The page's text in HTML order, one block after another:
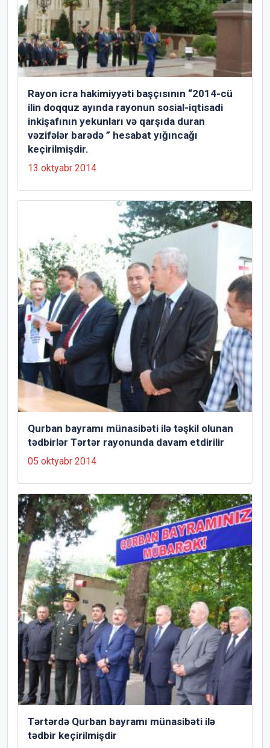
Rayon icra hakimiyyəti başçısının “2014-cü
ilin doqquz ayında rayonun sosial-iqtisadi
inkişafının yekunları və qarşıda duran
vəzifələr barədə ” hesabat yığıncağı
keçirilmişdir.
13 oktyabr 2014
Qurban bayramı münasibəti ilə təşkil olunan
tədbirlər Tərtər rayonunda davam etdirilir
05 oktyabr 2014
Tərtərdə Qurban bayramı münasibəti ilə
tədbir keçirilmişdir